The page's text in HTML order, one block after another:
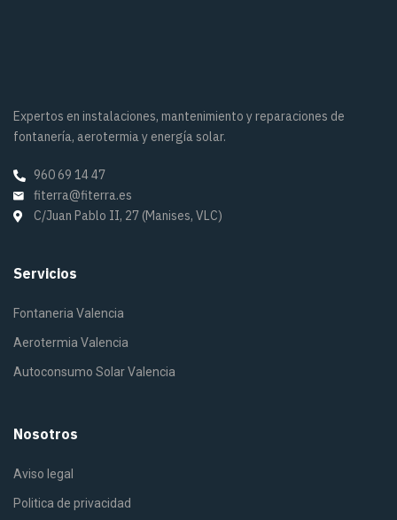
Expertos en instalaciones, mantenimiento y reparaciones de
fontanería, aerotermia y energía solar.
960 69 14 47
fiterra@fiterra.es
C/Juan Pablo II, 27 (Manises, VLC)
Servicios
Fontaneria Valencia
Aerotermia Valencia
Autoconsumo Solar Valencia
Nosotros
Aviso legal
Politica de privacidad